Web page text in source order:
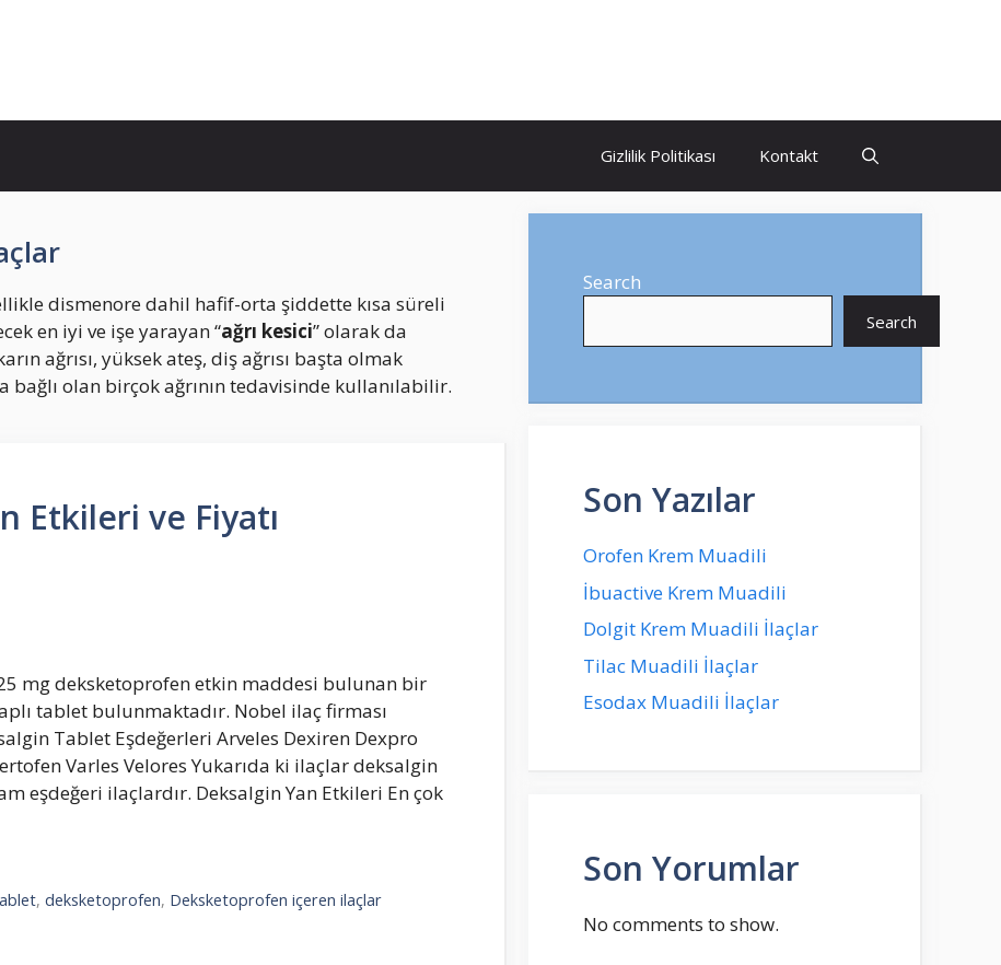
Gizlilik Politikası Kontakt
dismenore dahil hafif-orta şiddette kısa süreli
en iyi ve işe yarayan “ağrı kesici” olarak da
ağrısı, yüksek ateş, diş ağrısı başta olmak
bağlı olan birçok ağrının tedavisinde kullanılabilir.
Etkileri ve Fiyatı
mg deksketoprofen etkin maddesi bulunan bir
tablet bulunmaktadır. Nobel ilaç firması
Tablet Eşdeğerleri Arveles Dexiren Dexpro
Varles Velores Yukarıda ki ilaçlar deksalgin
eşdeğeri ilaçlardır. Deksalgin Yan Etkileri En çok
,deksketoprofen, Deksketoprofen içeren ilaçlar
Search
Search
Son Yazılar
Orofen Krem Muadili
İbuactive Krem Muadili
Dolgit Krem Muadili İlaçlar
Tilac Muadili İlaçlar
Esodax Muadili İlaçlar
Son Yorumlar
No comments to show.